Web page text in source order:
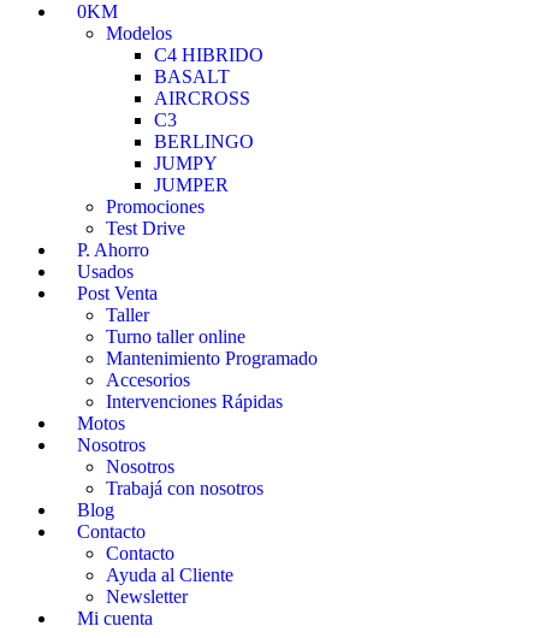
0KM
Modelos
C4 HIBRIDO
BASALT
AIRCROSS
C3
BERLINGO
JUMPY
JUMPER
Promociones
Test Drive
P. Ahorro
Usados
Post Venta
Taller
Turno taller online
Mantenimiento Programado
Accesorios
Intervenciones Rápidas
Motos
Nosotros
Nosotros
Trabajá con nosotros
Blog
Contacto
Contacto
Ayuda al Cliente
Newsletter
Mi cuenta